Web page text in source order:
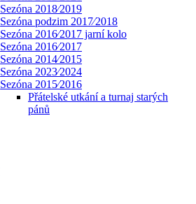
Sezóna 2018⁄2019
Sezóna podzim 2017⁄2018
Sezóna 2016⁄2017 jarní kolo
Sezóna 2016⁄2017
Sezóna 2014⁄2015
Sezóna 2023⁄2024
Sezóna 2015⁄2016
Přátelské utkání a turnaj starých
pánů